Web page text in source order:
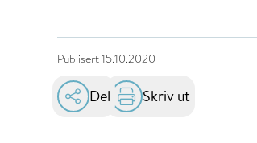
Publisert15.10.2020
Del Skriv ut